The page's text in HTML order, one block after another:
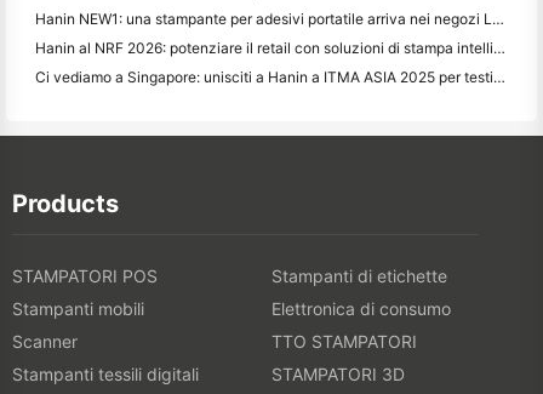
Hanin NEW1: una stampante per adesivi portatile arriva nei negozi LOFT del Giappone
Hanin al NRF 2026: potenziare il retail con soluzioni di stampa intelligenti per scenari completi
Ci vediamo a Singapore: unisciti a Hanin a ITMA ASIA 2025 per testimoniare le ultime tecnologie di stampa digitale
Products
STAMPATORI POS
Stampanti di etichette
Stampanti mobili
Elettronica di consumo
Scanner
TTO STAMPATORI
Stampanti tessili digitali
STAMPATORI 3D